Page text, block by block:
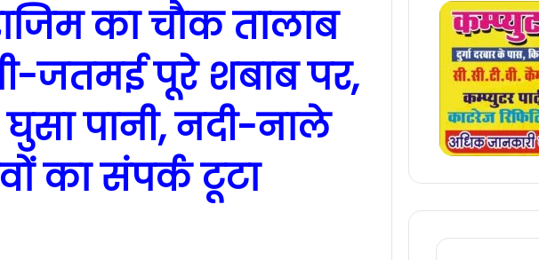
का चौक तालाब
जतमई पूरे शबाब पर,
पानी, नदी-नाले
का संपर्क टूटा